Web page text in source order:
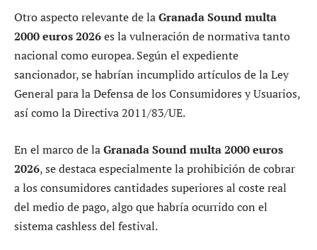
Otro aspecto relevante de laGranada Sound multa
2000 euros 2026es la vulneración de normativa tanto
nacional como europea. Según el expediente
sancionador, se habrían incumplido artículos de la Ley
General para la Defensa de los Consumidores y Usuarios,
así como la Directiva 2011/83/UE.
En el marco de laGranada Sound multa 2000 euros
2026, se destaca especialmente la prohibición de cobrar
a los consumidores cantidades superiores al coste real
del medio de pago, algo que habría ocurrido con el
sistema cashless del festival.